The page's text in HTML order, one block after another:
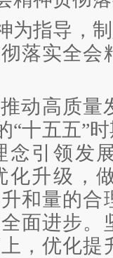
指导，制
落实全会
高质量
“十五五”
念引领发
化升级，
和量的合
面进步。
，优化提